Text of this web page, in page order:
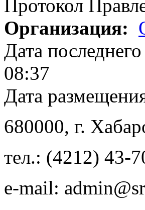
Протокол
Организация:
Дата
08:37
Дата
680000, г.
тел.: (4212) 43-
e-mail: